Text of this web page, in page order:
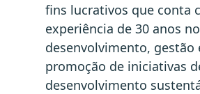
fins lucrativos que conta
experiência de 30 anos no
desenvolvimento, gestão
promoção de iniciativas
desenvolvimento